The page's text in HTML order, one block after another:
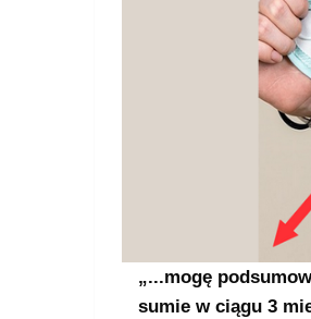
„...mogę
sumie w ciągu 3